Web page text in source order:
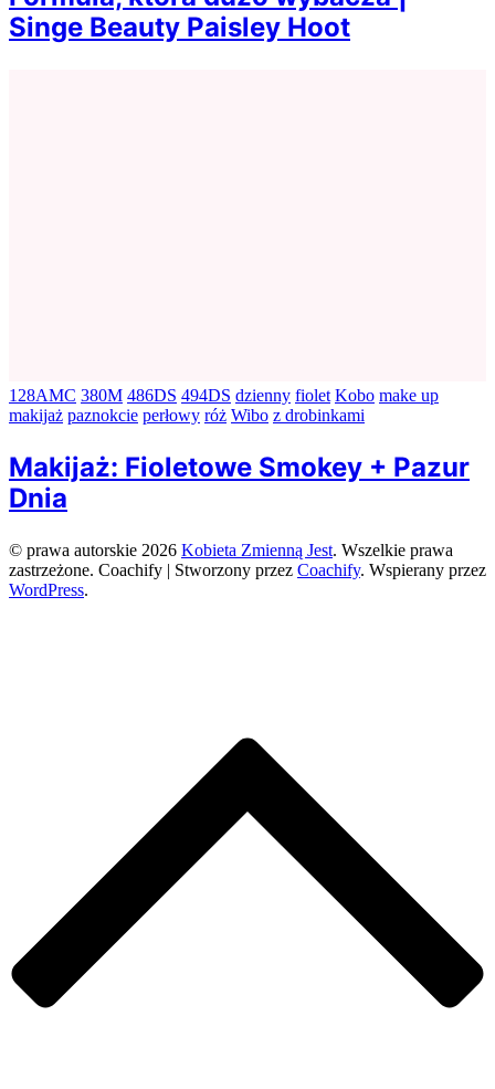
Singe Beauty Paisley Hoot
128AMC 380M 486DS 494DS dzienny fiolet Kobo make up
makijaż paznokcie perłowy róż Wibo z drobinkami
Makijaż: Fioletowe Smokey + Pazur
Dnia
© prawa autorskie 2026 Kobieta Zmienną Jest. Wszelkie prawa
zastrzeżone. Coachify | Stworzony przez Coachify. Wspierany przez
WordPress.